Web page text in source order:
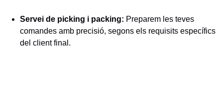
Servei de picking i packing: Preparem les teves
comandes amb precisió, segons els requisits específics
del client final.